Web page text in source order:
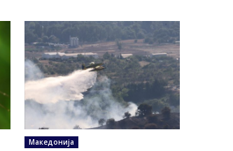
Македонија